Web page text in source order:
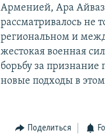
Арменией, Ара
рассматривалось не
региональном и
жестокая военная
борьбу за
новые подходы в
Поделиться